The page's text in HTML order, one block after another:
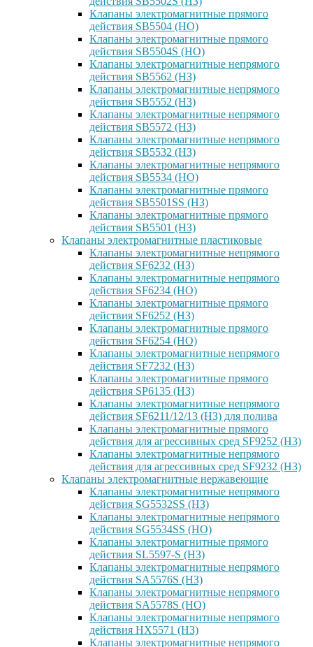
Клапаны электромагнитные прямого
действия SB5504 (НО)
Клапаны электромагнитные прямого
действия SB5504S (НО)
Клапаны электромагнитные непрямого
действия SB5562 (НЗ)
Клапаны электромагнитные непрямого
действия SB5552 (НЗ)
Клапаны электромагнитные непрямого
действия SB5572 (НЗ)
Клапаны электромагнитные непрямого
действия SB5532 (НЗ)
Клапаны электромагнитные непрямого
действия SB5534 (НО)
Клапаны электромагнитные прямого
действия SB5501SS (НЗ)
Клапаны электромагнитные прямого
действия SB5501 (НЗ)
Клапаны электромагнитные пластиковые
Клапаны электромагнитные непрямого
действия SF6232 (НЗ)
Клапаны электромагнитные непрямого
действия SF6234 (НО)
Клапаны электромагнитные прямого
действия SF6252 (НЗ)
Клапаны электромагнитные прямого
действия SF6254 (НО)
Клапаны электромагнитные непрямого
действия SF7232 (НЗ)
Клапаны электромагнитные прямого
действия SP6135 (НЗ)
Клапаны электромагнитные непрямого
действия SF6211/12/13 (НЗ) для полива
Клапаны электромагнитные прямого
действия для агрессивных сред SF9252 (H3)
Клапаны электромагнитные непрямого
действия для агрессивных сред SF9232 (H3)
Клапаны электромагнитные нержавеющие
Клапаны электромагнитные непрямого
действия SG5532SS (НЗ)
Клапаны электромагнитные непрямого
действия SG5534SS (НО)
Клапаны электромагнитные прямого
действия SL5597-S (НЗ)
Клапаны электромагнитные непрямого
действия SA5576S (НЗ)
Клапаны электромагнитные непрямого
действия SA5578S (НО)
Клапаны электромагнитные непрямого
действия HX5571 (НЗ)
Клапаны электромагнитные непрямого